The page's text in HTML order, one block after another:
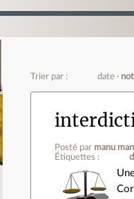
Trier par : date
Posté par manu
Étiquettes :